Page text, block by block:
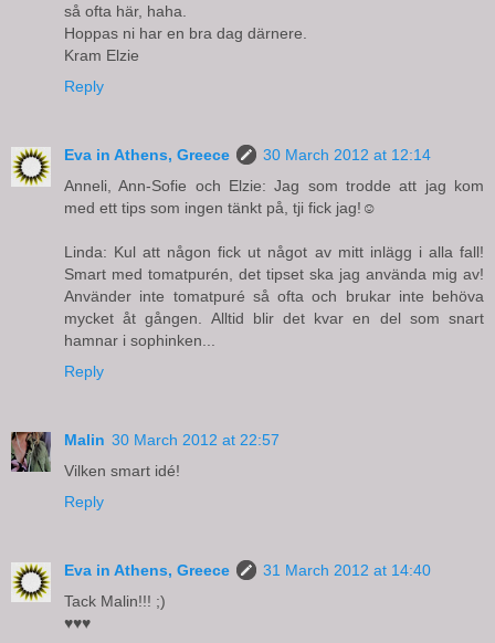
så ofta här, haha.
Hoppas ni har en bra dag därnere.
Kram Elzie
Reply
Eva in Athens, Greece
30 March 2012 at 12:14
Anneli, Ann-Sofie och Elzie: Jag som trodde att jag kom
med ett tips som ingen tänkt på, tji fick jag!☺
Linda: Kul att någon fick ut något av mitt inlägg i alla fall!
Smart med tomatpurén, det tipset ska jag använda mig av!
Använder inte tomatpuré så ofta och brukar inte behöva
mycket åt gången. Alltid blir det kvar en del som snart
hamnar i sophinken...
Reply
Malin 30 March 2012 at 22:57
Vilken smart idé!
Reply
Eva in Athens, Greece
31 March 2012 at 14:40
Tack Malin!!! ;)
♥♥♥